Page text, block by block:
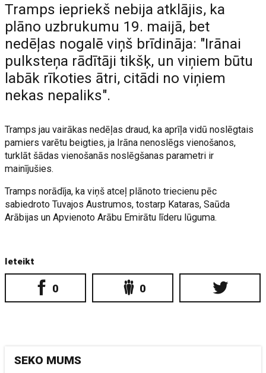
Tramps iepriekš nebija atklājis, ka
plāno uzbrukumu 19. maijā, bet
nedēļas nogalē viņš brīdināja: "Irānai
pulksteņa rādītāji tikšķ, un viņiem būtu
labāk rīkoties ātri, citādi no viņiem
nekas nepaliks".
Tramps jau vairākas nedēļas draud, ka aprīļa vidū noslēgtais
pamiers varētu beigties, ja Irāna nenoslēgs vienošanos,
turklāt šādas vienošanās noslēgšanas parametri ir
mainījušies.
Tramps norādīja, ka viņš atceļ plānoto triecienu pēc
sabiedroto Tuvajos Austrumos, tostarp Kataras, Saūda
Arābijas un Apvienoto Arābu Emirātu līderu lūguma.
Ieteikt
0 0
SEKO MUMS